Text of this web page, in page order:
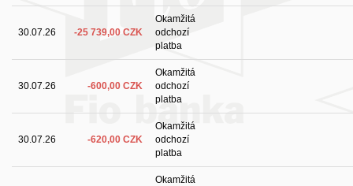
30.07.26 -25 739,00 CZK
Okamžitá
odchozí
platba
30.07.26 -600,00 CZK
Okamžitá
odchozí
platba
30.07.26 -620,00 CZK
Okamžitá
odchozí
platba
Okamžitá